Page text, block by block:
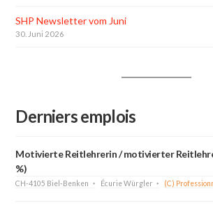
SHP Newsletter vom Juni
30. Juni 2026
Derniers emplois
Motivierte Reitlehrerin / motivierter
%)
CH-4105 Biel-Benken Écurie Würgler (C)